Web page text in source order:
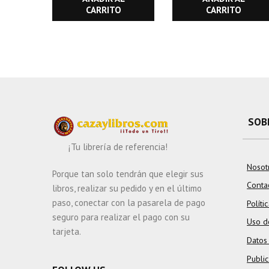
CARRITO
CARRITO
¡Tu librería de referencia!
Porque tan solo tendrán que elegir sus
libros, realizar su pedido y en el último
paso, conectar con la pasarela de pago
seguro para realizar el pago con su
tarjeta.
Uso